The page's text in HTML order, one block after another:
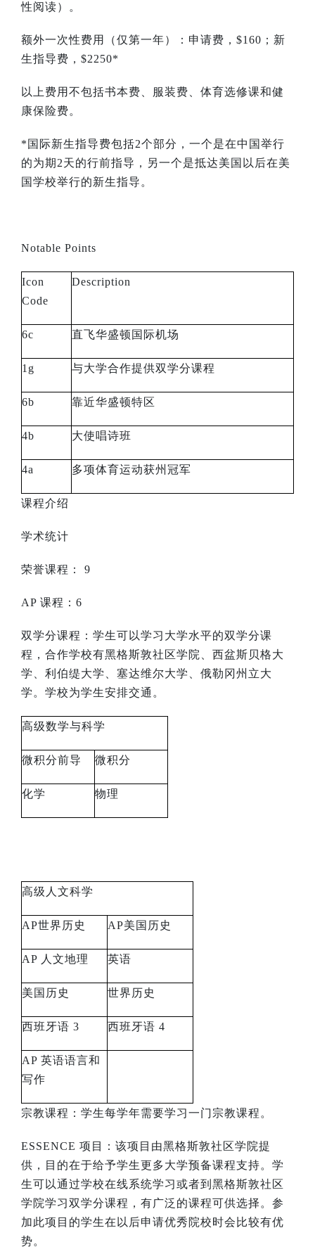
性阅读）。
额外一次性费用（仅第一年）：申请费， $160 ；新
生指导费， $2250*
以上费用不包括书本费、服装费、体育选修课和健
康保险费。
* 国际新生指导费包括2个部分，一个是在中国举行
的为期 2天的行前指导，另一个是抵达美国以后在美
国学校举行的新生指导。
Notable Points
Icon
Code
Description
6c 直飞华盛顿国际机场
1g 与大学合作提供双学分课程
6b 靠近华盛顿特区
4b 大使唱诗班
4a 多项体育运动获州冠军
课程介绍
学术统计
荣誉课程： 9
AP 课程： 6
双学分课程：学生可以学习大学水平的双学分课
程，合作学校有黑格斯敦社区学院、西盆斯贝格大
学、利伯缇大学、塞达维尔大学、俄勒冈州立大
学。学校为学生安排交通。
高级数学与科学
微积分前导 微积分
化学 物理
高级人文科学
AP世界历史 AP美国历史
AP 人文地理 英语
美国历史 世界历史
西班牙语 3 西班牙语 4
AP 英语语言和
写作
宗教课程：学生每学年需要学习一门宗教课程。
ESSENCE 项目：该项目由黑格斯敦社区学院提
供，目的在于给予学生更多大学预备课程支持。学
生可以通过学校在线系统学习或者到黑格斯敦社区
学院学习双学分课程，有广泛的课程可供选择。参
加此项目的学生在以后申请优秀院校时会比较有优
势。